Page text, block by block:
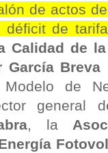
de actos
déficit de
Calidad de
García Breva
de
general
, la